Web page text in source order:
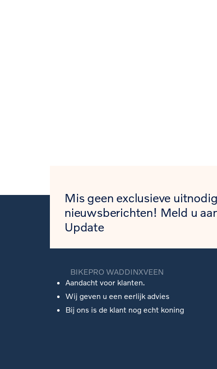
Mis geen exclusieve
nieuwsberichten! Meld u
Update
BIKEPRO WADDINXVEEN
Aandacht voor klanten.
Wij geven u een eerlijk advies
Bij ons is de klant nog echt koning